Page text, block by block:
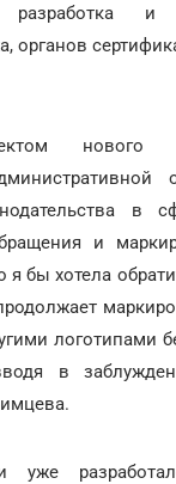
разработка и
органов
нового
в
и
я бы хотела
логотипами
в
уже